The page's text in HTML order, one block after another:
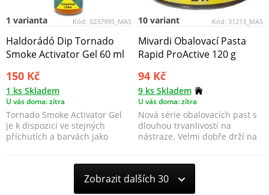
Kód: 0237995_MAS
1 varianta
Haldorádó Dip Tornado
Smoke Activator Gel 60 ml
150 Kč
1 ks Skladem
U vás doma: zítra
Tornado Smoke Activator Gel
je k dispozici ve stejných
příchutích a barvách jako
Kód: 31213_MAS
10 variant
Mivardi Obalovací Pasta
Rapid ProActive 120 g
94 Kč
9 ks Skladem
U vás doma: zítra
Nová série obalovacích past s
dlouhou trvanlivostí na
nástraze. Velmi dobře drží na
Zobrazit dalších 30